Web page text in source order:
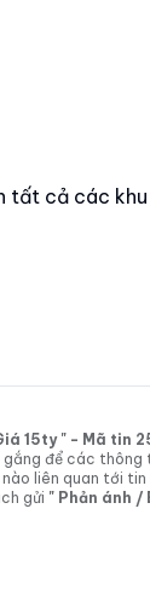
tất cả các khu
15ty " - Mã tin
gắng để các thông
liên quan tới tin
gửi " Phản ánh /